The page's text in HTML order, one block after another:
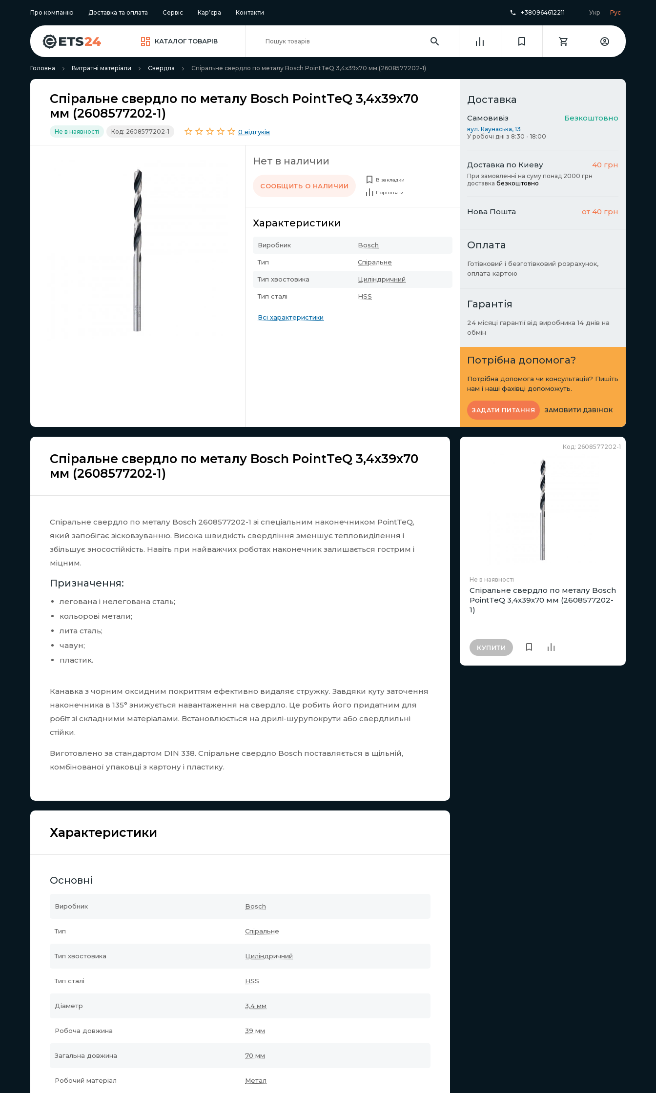
Про компанію Доставка та оплата Сервіс Кар’єра Контакти +380964612211 Укр Рус
КАТАЛОГ ТОВАРІВ
Головна Витратні матеріали Свердла Спіральне свердло по металу Bosch PointTeQ 3,4х39х70 мм (2608577202-1)
Спіральне свердло по металу Bosch PointTeQ 3,4х39х70
мм (2608577202-1)
Не в наявності Код: 2608577202-1 0 відгуків
Нет в наличии
СООБЩИТЬ О НАЛИЧИИ
В закладки
Порівняти
Характеристики
Виробник Bosch
Тип Спіральне
Тип хвостовика Циліндричний
Тип сталі HSS
Всі характеристики
Доставка
Самовивіз Безкоштовно
вул. Каунаська, 13
У робочі дні з 8:30 - 18:00
Доставка по Киеву 40 грн
При замовленні на суму понад 2000 грн
доставка безкоштовно
Нова Пошта от 40 грн
Оплата
Готівковий і безготівковий розрахунок,
оплата картою
Гарантія
24 місяці гарантії від виробника 14 днів на
обмін
Потрібна допомога?
Потрібна допомога чи консультація? Пишіть
нам і наші фахівці допоможуть.
ЗАДАТИ ПИТАННЯ ЗАМОВИТИ ДЗВІНОК
Спіральне свердло по металу Bosch PointTeQ 3,4х39х70
мм (2608577202-1)
Спіральне свердло по металу Bosch 2608577202-1 зі спеціальним наконечником PointTeQ,
який запобігає зісковзуванню. Висока швидкість свердління зменшує тепловиділення і
збільшує зносостійкість. Навіть при найважчих роботах наконечник залишається гострим і
міцним.
Призначення:
легована і нелегована сталь;
кольорові метали;
лита сталь;
чавун;
пластик.
Канавка з чорним оксидним покриттям ефективно видаляє стружку. Завдяки куту заточення
наконечника в 135° знижується навантаження на свердло. Це робить його придатним для
робіт зі складними матеріалами. Встановлюється на дрилі-шурупокрути або свердлильні
стійки.
Виготовлено за стандартом DIN 338. Спіральне свердло Bosch поставляється в щільній,
комбінованої упаковці з картону і пластику.
Характеристики
Основні
Виробник Bosch
Тип Спіральне
Тип хвостовика Циліндричний
Тип сталі HSS
Діаметр 3,4 мм
Робоча довжина 39 мм
Загальна довжина 70 мм
Робочий матеріал Метал
Код: 2608577202-1
Не в наявності
Спіральне свердло по металу Bosch
PointTeQ 3,4х39х70 мм (2608577202-
1)
КУПИТИ